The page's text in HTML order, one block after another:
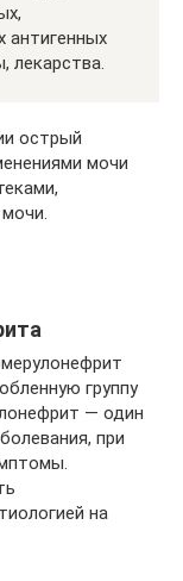
антигенных
лекарства.
острый
мочи
группу
— один
при
на